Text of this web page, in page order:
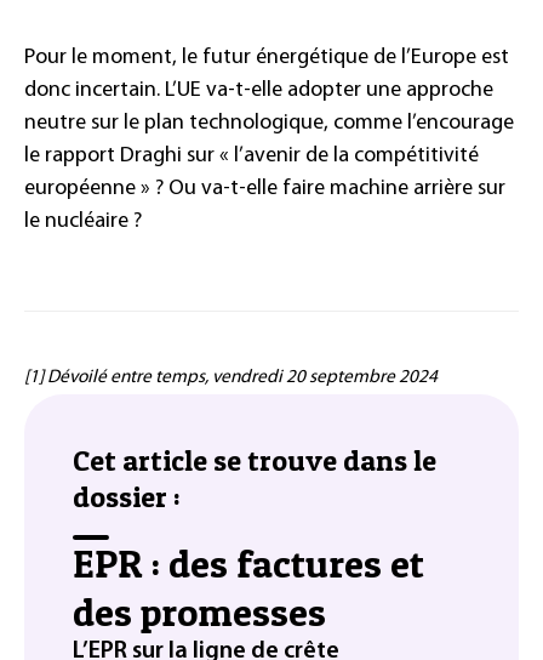
Pour le moment, le futur énergétique de l’Europe est
donc incertain. L’UE va-t-elle adopter une approche
neutre sur le plan technologique, comme l’encourage
le rapport Draghi sur « l’avenir de la compétitivité
européenne » ? Ou va-t-elle faire machine arrière sur
le nucléaire ?
[1] Dévoilé entre temps, vendredi 20 septembre 2024
Cet article se trouve dans le
dossier :
EPR : des factures et
des promesses
L’EPR sur la ligne de crête